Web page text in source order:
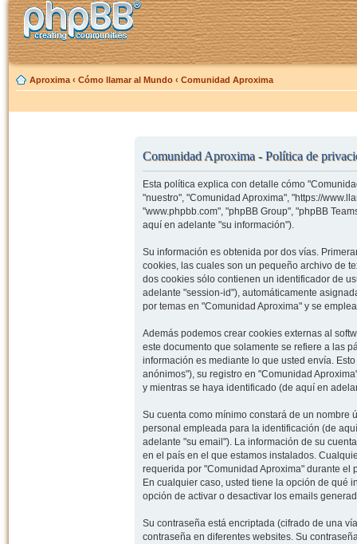
Aproxima ‹ Cómo llamar al Mundo ‹ Comunidad Aproxima
Comunidad Aproxima - Política de
Esta política explica con detalle cómo
"nuestro", "Comunidad Aproxima", "https://
"www.phpbb.com", "phpBB Group", "phpBB
aquí en adelante "su información").
Su información es obtenida por dos vías.
cookies, las cuales son un pequeño archivo de
dos cookies sólo contienen un identificador de
adelante "session-id"), automáticamente
por temas en "Comunidad Aproxima" y se
Además podemos crear cookies externas al
este documento que solamente se refiere a las
información es mediante lo que usted envía.
anónimos"), su registro en "Comunidad
y mientras se haya identificado (de aquí en
Su cuenta como mínimo constará de un
personal empleada para la identificación (de
adelante "su email"). La información de su
en el país en el que estamos instalados.
requerida por "Comunidad Aproxima" durante el
En cualquier caso, usted tiene la opción de qué
opción de activar o desactivar los emails
Su contraseña está encriptada (cifrado de una
contraseña en diferentes websites. Su